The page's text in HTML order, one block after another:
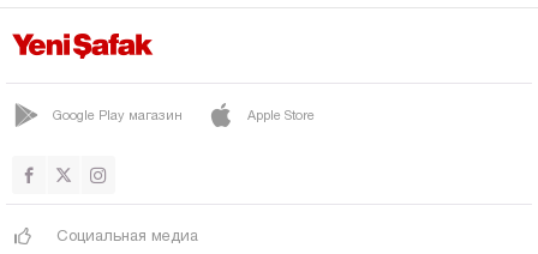
Google Play магазин Apple Store
Социальная медиа